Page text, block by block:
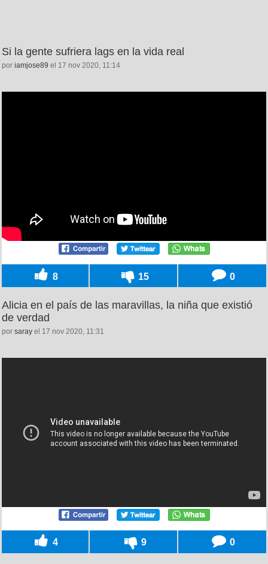
Si la gente sufriera lags en la vida real
por iamjose89 el 17 nov 2020, 11:14
8 15 0
Alicia en el país de las maravillas, la niña que existió
de verdad
por saray el 17 nov 2020, 11:31
4 9 0